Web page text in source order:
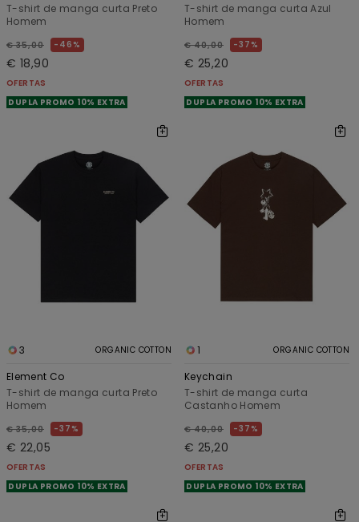
T-shirt de manga curta Preto
Homem
€ 35,00 46%
€ 18,90
OFERTAS
DUPLA PROMO 10% EXTRA
T-shirt de manga curta Azul
Homem
€ 40,00 37%
€ 25,20
OFERTAS
DUPLA PROMO 10% EXTRA
3 ORGANIC COTTON
Element Co
T-shirt de manga curta Preto
Homem
€ 35,00 37%
€ 22,05
OFERTAS
DUPLA PROMO 10% EXTRA
1 ORGANIC COTTON
Keychain
T-shirt de manga curta
Castanho Homem
€ 40,00 37%
€ 25,20
OFERTAS
DUPLA PROMO 10% EXTRA